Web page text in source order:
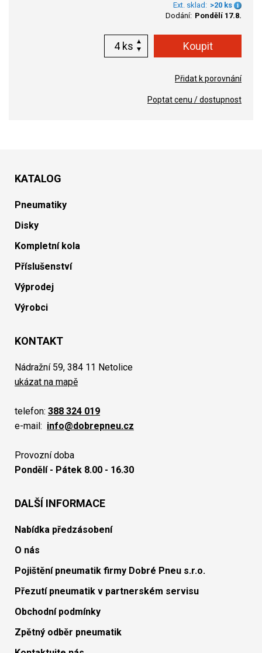
Ext. sklad: >20 ks
Dodání: Pondělí 17.8.
ks
Přidat k porovnání
Poptat cenu / dostupnost
KATALOG
Pneumatiky
Disky
Kompletní kola
Příslušenství
Výprodej
Výrobci
KONTAKT
Nádražní 59, 384 11 Netolice
ukázat na mapě
telefon: 388 324 019
e-mail: info@dobrepneu.cz
Provozní doba
Pondělí - Pátek 8.00 - 16.30
DALŠÍ INFORMACE
Nabídka předzásobení
O nás
Pojištění pneumatik firmy Dobré Pneu s.r.o.
Přezutí pneumatik v partnerském servisu
Obchodní podmínky
Zpětný odběr pneumatik